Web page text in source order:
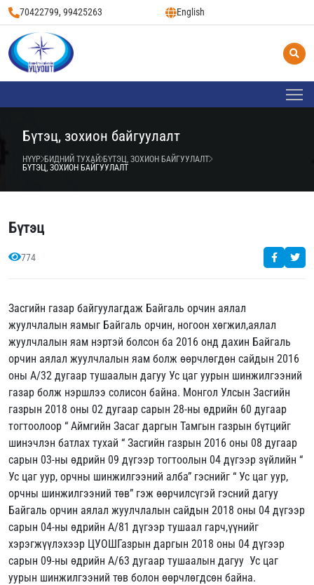
70422799, 99425263 English
Бүтэц, зохион байгуулалт
НҮҮР БИДНИЙ ТУХАЙ БҮТЭЦ, ЗОХИОН БАЙГУУЛАЛТ
БҮТЭЦ, ЗОХИОН БАЙГУУЛАЛТ
Бүтэц
774
Засгийн газар байгуулагдаж Байгаль орчин аялал
жуулчлалын яамыг Байгаль орчин, ногоон хөгжил,аялал
жуулчлалын яам нэртэй болсон ба 2016 онд дахин Байгаль
орчин аялал жуулчлалын яам болж өөрчлөгдөн сайдын 2016
оны А/32 дугаар тушаалын дагуу Ус цаг уурын шинжилгээний
газар болж нэршлээ солисон байна. Монгол Улсын Засгийн
газрын 2018 оны 02 дугаар сарын 28-ны өдрийн 60 дугаар
тогтоолоор “ Аймгийн Засаг даргын Тамгын газрын бүтцийг
шинэчлэн батлах тухай “ Засгийн газрын 2016 оны 08 дугаар
сарын 03-ны өдрийн 09 дүгээр тогтоолын 04 дүгээр зүйлийн “
Ус цаг уур, орчны шинжилгээний алба” гэснийг “ Ус цаг уур,
орчны шинжилгээний төв” гэж өөрчилсүгэй гэсний дагуу
Байгаль орчин аялал жуулчлалын сайдын 2018 оны 04 дүгээр
сарын 04-ны өдрийн А/81 дүгээр тушаал гарч,үүнийг
хэрэгжүүлэхээр ЦУОШГазрын даргын 2018 оны 04 дүгээр
сарын 09-ны өдрийн А/63 дугаар тушаалын дагуу Ус цаг
уурын шинжилгээний төв болон өөрчлөгдсөн байна.